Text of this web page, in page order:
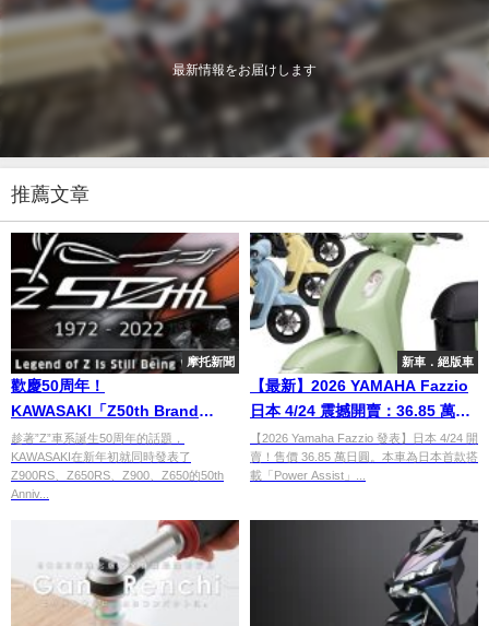
最新情報をお届けします
推薦文章
摩托新聞
歡慶50周年！
KAWASAKI「Z50th Brand
History」完整影片釋出
趁著”Z”車系誕生50周年的話題，
KAWASAKI在新年初就同時發表了
Z900RS、Z650RS、Z900、Z650的50th
Anniv...
新車．絕版車
【最新】2026 YAMAHA Fazzio
日本 4/24 震撼開賣：36.85 萬日
圓入手「油電 Hybrid」省油神
車，97kg 輕量化制霸速克達/電單
車市場
【2026 Yamaha Fazzio 發表】日本 4/24 開
賣！售價 36.85 萬日圓。本車為日本首款搭
載「Power Assist」...